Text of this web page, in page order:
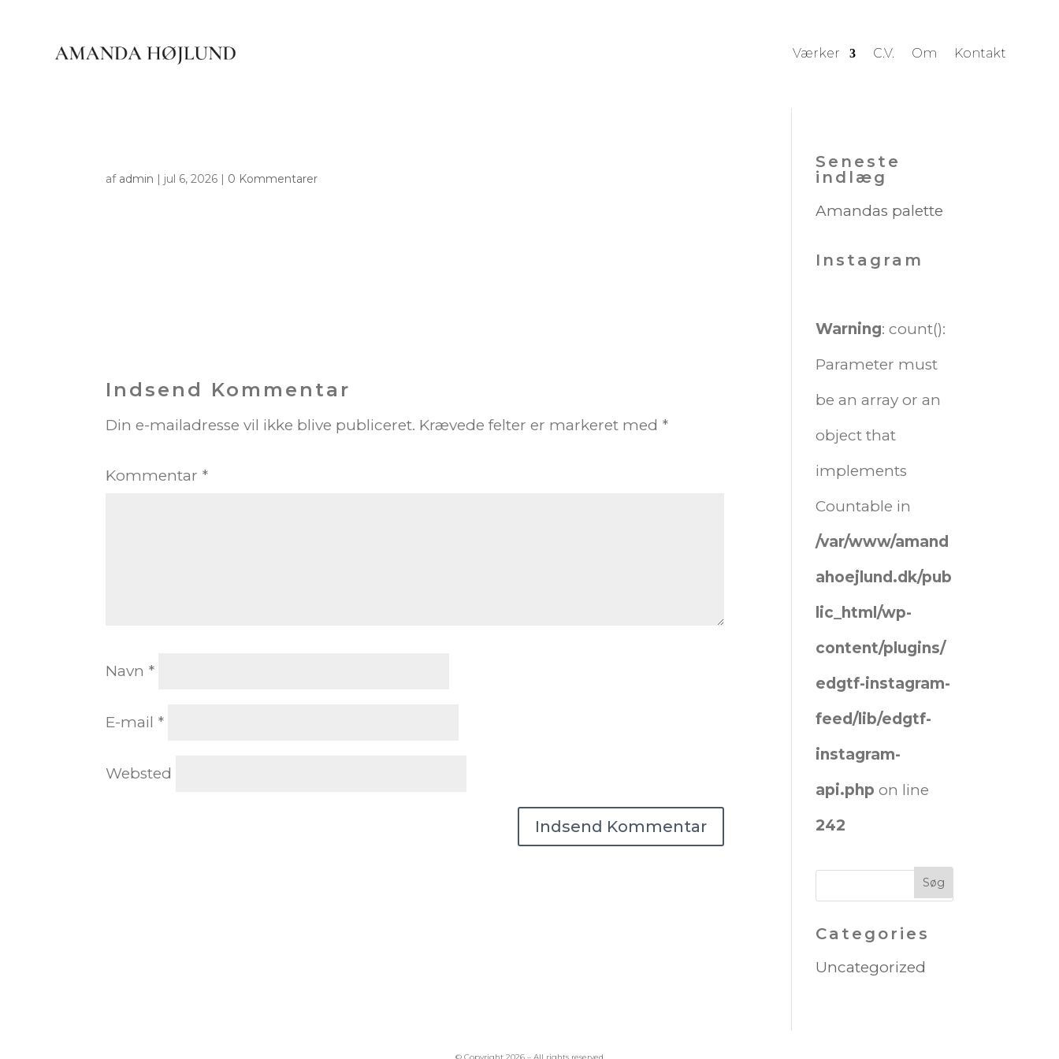
Værker C.V. Om Kontakt
af admin | jul 6, 2026 | 0 Kommentarer
Indsend Kommentar
Din e-mailadresse vil ikke blive publiceret. Krævede felter er markeret med *
Kommentar *
Navn *
E-mail *
Websted
Seneste
indlæg
Amandas palette
Instagram
Warning: count():
Parameter must
be an array or an
object that
implements
Countable in
/var/www/amand
ahoejlund.dk/pub
lic_html/wp-
content/plugins/
edgtf-instagram-
feed/lib/edgtf-
instagram-
api.php on line
242
Categories
Uncategorized
© Copyright 2026 – All rights reserved